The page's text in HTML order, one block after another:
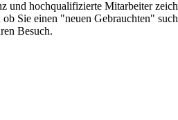
und hochqualifizierte Mitarbeiter
Sie einen "neuen Gebrauchten"
Besuch.